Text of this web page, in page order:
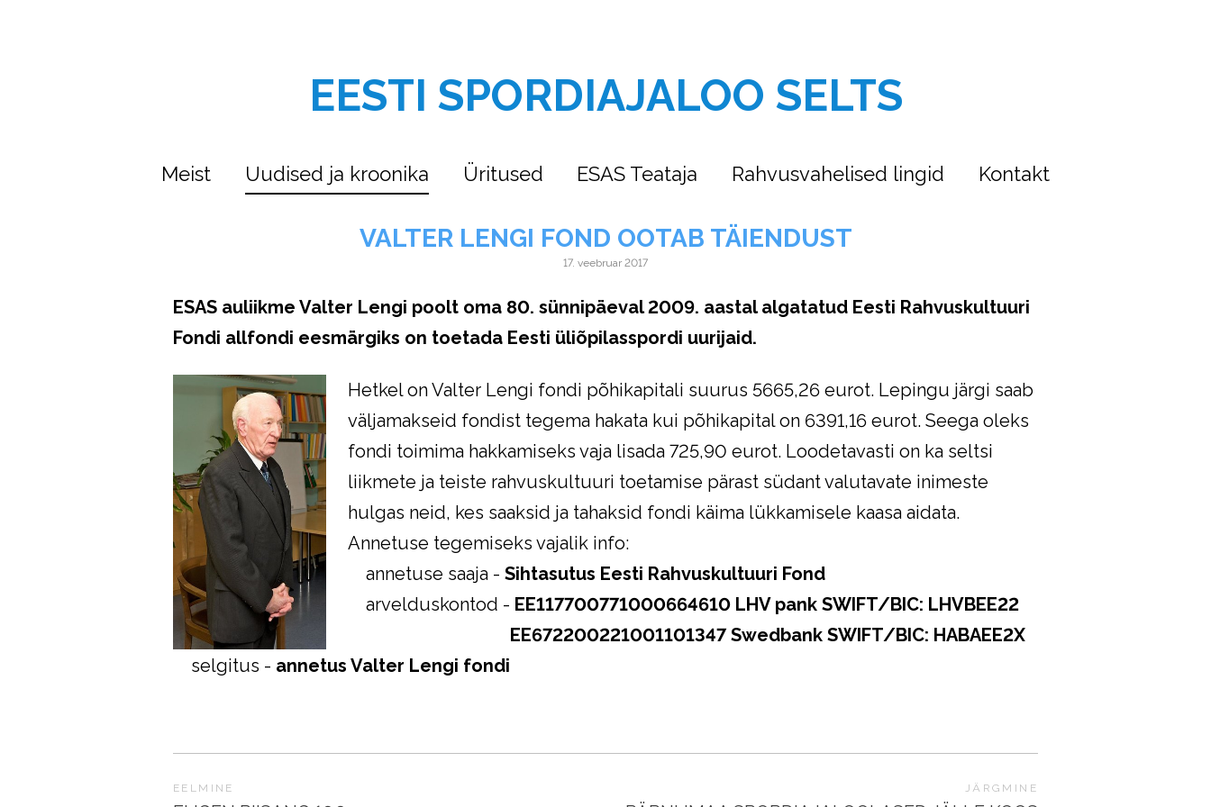
EESTI SPORDIAJALOO SELTS
Meist Uudised ja kroonika Üritused ESAS Teataja Rahvusvahelised lingid Kontakt
VALTER LENGI FOND OOTAB TÄIENDUST
17. veebruar 2017
ESAS auliikme Valter Lengi poolt oma 80. sünnipäeval 2009. aastal algatatud Eesti Rahvuskultuuri
Fondi allfondi eesmärgiks on toetada Eesti üliõpilasspordi uurijaid.
Hetkel on Valter Lengi fondi põhikapitali suurus 5665,26 eurot. Lepingu järgi saab
väljamakseid fondist tegema hakata kui põhikapital on 6391,16 eurot. Seega oleks
fondi toimima hakkamiseks vaja lisada 725,90 eurot. Loodetavasti on ka seltsi
liikmete ja teiste rahvuskultuuri toetamise pärast südant valutavate inimeste
hulgas neid, kes saaksid ja tahaksid fondi käima lükkamisele kaasa aidata.
Annetuse tegemiseks vajalik info:
annetuse saaja -Sihtasutus Eesti Rahvuskultuuri Fond
arvelduskontod - EE117700771000664610 LHV pank SWIFT/BIC: LHVBEE22
EE672200221001101347 Swedbank SWIFT/BIC: HABAEE2X
selgitus - annetus Valter Lengi fondi
EELMINE JÄRGMINE